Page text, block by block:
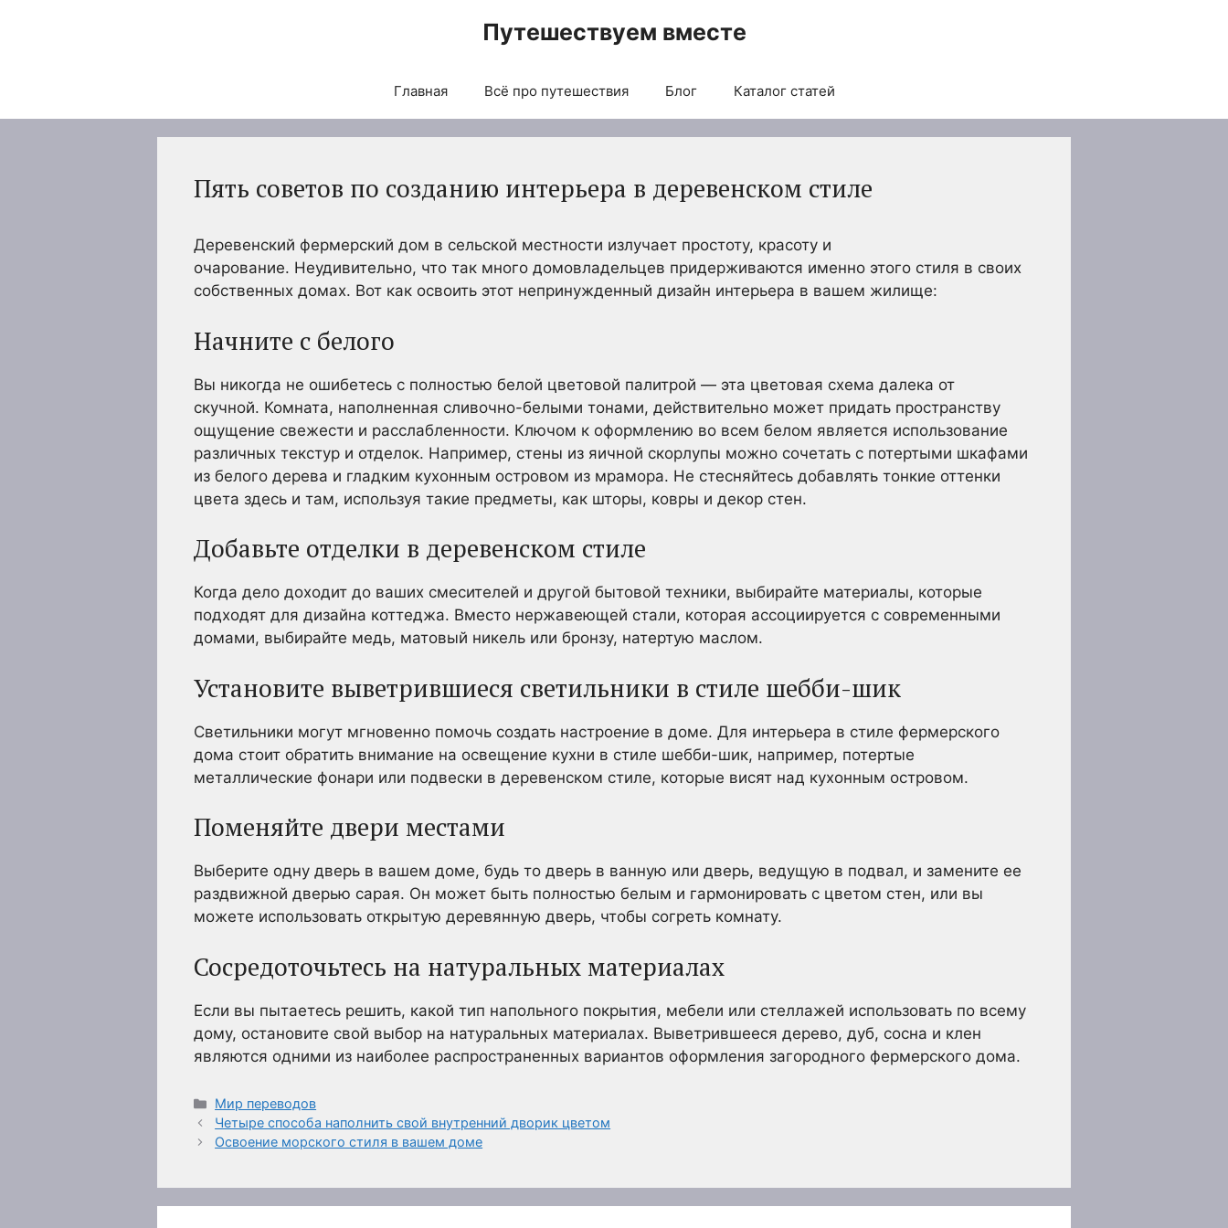
Путешествуем вместе
Главная Всё про путешествия Блог Каталог статей
Пять советов по созданию интерьера в деревенском стиле
Деревенский фермерский дом в сельской местности излучает простоту, красоту и
очарование. Неудивительно, что так много домовладельцев придерживаются именно этого стиля в своих
собственных домах. Вот как освоить этот непринужденный дизайн интерьера в вашем жилище:
Начните с белого
Вы никогда не ошибетесь с полностью белой цветовой палитрой — эта цветовая схема далека от
скучной. Комната, наполненная сливочно-белыми тонами, действительно может придать пространству
ощущение свежести и расслабленности. Ключом к оформлению во всем белом является использование
различных текстур и отделок. Например, стены из яичной скорлупы можно сочетать с потертыми шкафами
из белого дерева и гладким кухонным островом из мрамора. Не стесняйтесь добавлять тонкие оттенки
цвета здесь и там, используя такие предметы, как шторы, ковры и декор стен.
Добавьте отделки в деревенском стиле
Когда дело доходит до ваших смесителей и другой бытовой техники, выбирайте материалы, которые
подходят для дизайна коттеджа. Вместо нержавеющей стали, которая ассоциируется с современными
домами, выбирайте медь, матовый никель или бронзу, натертую маслом.
Установите выветрившиеся светильники в стиле шебби-шик
Светильники могут мгновенно помочь создать настроение в доме. Для интерьера в стиле фермерского
дома стоит обратить внимание на освещение кухни в стиле шебби-шик, например, потертые
металлические фонари или подвески в деревенском стиле, которые висят над кухонным островом.
Поменяйте двери местами
Выберите одну дверь в вашем доме, будь то дверь в ванную или дверь, ведущую в подвал, и замените ее
раздвижной дверью сарая. Он может быть полностью белым и гармонировать с цветом стен, или вы
можете использовать открытую деревянную дверь, чтобы согреть комнату.
Сосредоточьтесь на натуральных материалах
Если вы пытаетесь решить, какой тип напольного покрытия, мебели или стеллажей использовать по всему
дому, остановите свой выбор на натуральных материалах. Выветрившееся дерево, дуб, сосна и клен
являются одними из наиболее распространенных вариантов оформления загородного фермерского дома.
Рубрики
Мир переводов
Четыре способа наполнить свой внутренний дворик цветом
Освоение морского стиля в вашем доме